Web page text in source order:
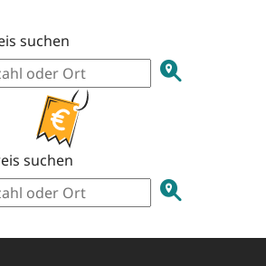
suchen
suchen